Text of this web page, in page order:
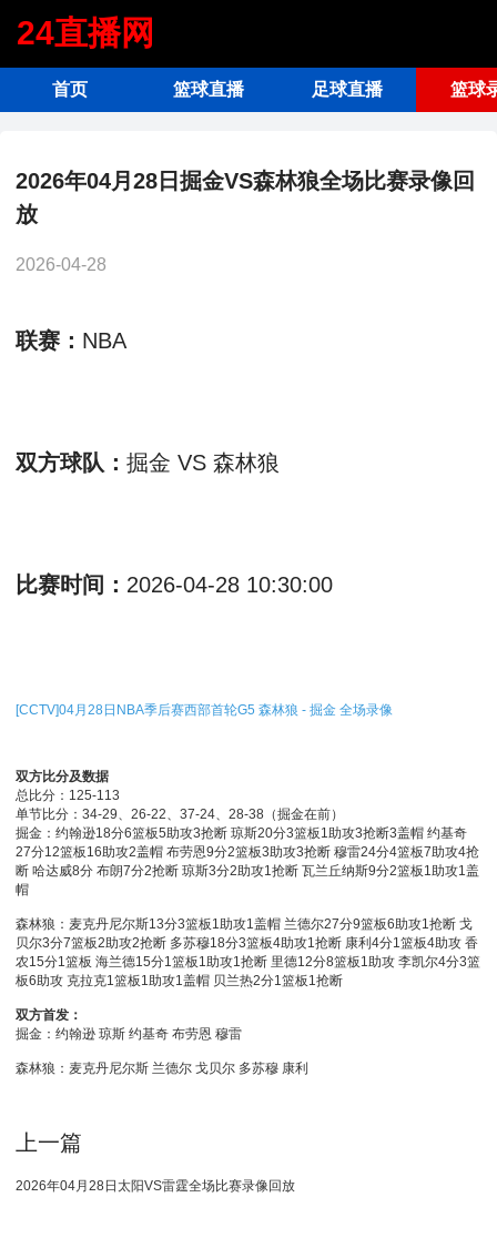
24直播网
首页 篮球直播 足球直播 篮球
2026年04月28日掘金VS森林狼全场比赛录像回
放
2026-04-28
联赛： NBA
双方球队： 掘金 VS 森林狼
比赛时间： 2026-04-28 10:30:00
[CCTV]04月28日NBA季后赛西部首轮G5 森林狼 - 掘金 全场录像
双方比分及数据
总比分：125-113
单节比分：34-29、26-22、37-24、28-38（掘金在前）
掘金：约翰逊18分6篮板5助攻3抢断 琼斯20分3篮板1助攻3抢断3盖帽 约基奇
27分12篮板16助攻2盖帽 布劳恩9分2篮板3助攻3抢断 穆雷24分4篮板7助攻4抢
断 哈达威8分 布朗7分2抢断 琼斯3分2助攻1抢断 瓦兰丘纳斯9分2篮板1助攻1盖
帽
森林狼：麦克丹尼尔斯13分3篮板1助攻1盖帽 兰德尔27分9篮板6助攻1抢断 戈
贝尔3分7篮板2助攻2抢断 多苏穆18分3篮板4助攻1抢断 康利4分1篮板4助攻 香
农15分1篮板 海兰德15分1篮板1助攻1抢断 里德12分8篮板1助攻 李凯尔4分3篮
板6助攻 克拉克1篮板1助攻1盖帽 贝兰热2分1篮板1抢断
双方首发：
掘金：约翰逊 琼斯 约基奇 布劳恩 穆雷
森林狼：麦克丹尼尔斯 兰德尔 戈贝尔 多苏穆 康利
上一篇
2026年04月28日太阳VS雷霆全场比赛录像回放